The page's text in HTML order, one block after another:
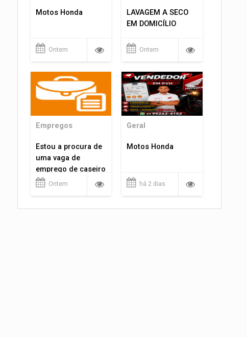
Motos Honda
Ontem
LAVAGEM A SECO
EM DOMICÍLIO
Ontem
Empregos
Estou a procura de
uma vaga de
emprego de caseiro
em porto velho
Ontem
Geral
Motos Honda
há 2 dias